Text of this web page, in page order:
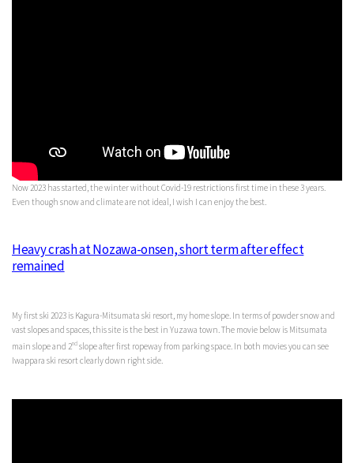
Now 2023 has started, the winter without Covid-19 restrictions first time in these 3 years.
Even though snow and climate are not ideal, I wish I can enjoy the best.
Heavy crash at Nozawa-onsen, short term after effect
remained
My first ski 2023 is Kagura-Mitsumata ski resort, my home slope. In terms of powder snow and
vast slopes and spaces, this site is the best in Yuzawa town. The movie below is Mitsumata
main slope and 2nd slope after first ropeway from parking space. In both movies you can see
Iwappara ski resort clearly down right side.